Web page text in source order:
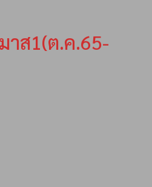
าส1(ต.ค.65-